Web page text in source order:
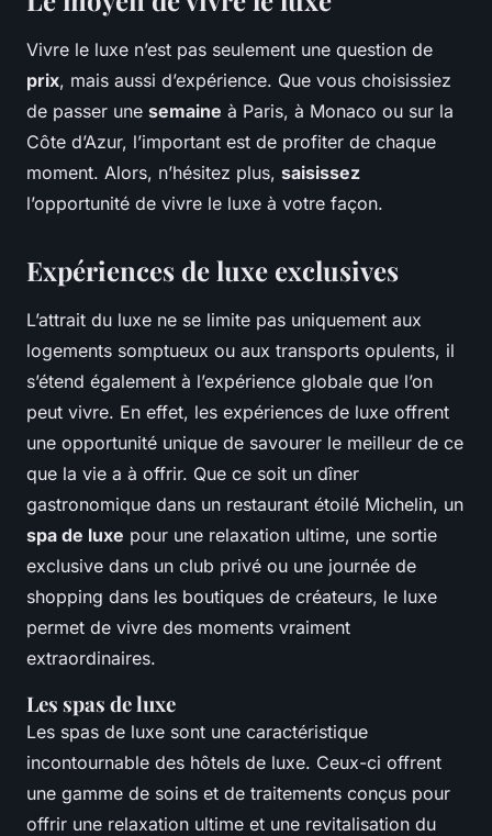
Vivre le luxe n’est pas seulement une question de
prix, mais aussi d’expérience. Que vous choisissiez
de passer une semaine à Paris, à Monaco ou sur la
Côte d’Azur, l’important est de profiter de chaque
moment. Alors, n’hésitez plus, saisissez
l’opportunité de vivre le luxe à votre façon.
Expériences de luxe exclusives
L’attrait du luxe ne se limite pas uniquement aux
logements somptueux ou aux transports opulents, il
s’étend également à l’expérience globale que l’on
peut vivre. En effet, les expériences de luxe offrent
une opportunité unique de savourer le meilleur de ce
que la vie a à offrir. Que ce soit un dîner
gastronomique dans un restaurant étoilé Michelin, un
spa de luxe pour une relaxation ultime, une sortie
exclusive dans un club privé ou une journée de
shopping dans les boutiques de créateurs, le luxe
permet de vivre des moments vraiment
extraordinaires.
Les spas de luxe
Les spas de luxe sont une caractéristique
incontournable des hôtels de luxe. Ceux-ci offrent
une gamme de soins et de traitements conçus pour
offrir une relaxation ultime et une revitalisation du